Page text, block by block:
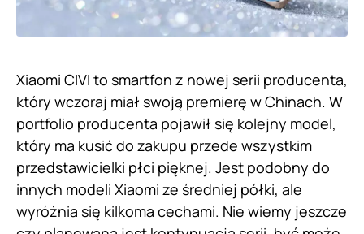
Xiaomi CIVI to smartfon z nowej serii producenta,
który wczoraj miał swoją premierę w Chinach. W
portfolio producenta pojawił się kolejny model,
który ma kusić do zakupu przede wszystkim
przedstawicielki płci pięknej. Jest podobny do
innych modeli Xiaomi ze średniej półki, ale
wyróżnia się kilkoma cechami. Nie wiemy jeszcze